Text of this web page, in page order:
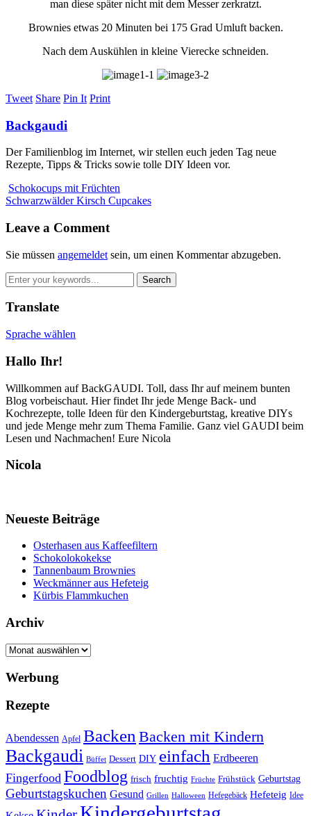
man diese später nicht mit dem Messer zerkratzt.
Brownies etwas 20 Minuten bei 175 Grad Umluft backen.
Nach dem Auskühlen in kleine Vierecke schneiden.
Tweet Share Pin It Print
Backgaudi
Der Familienblog im Internet, wir stellen euch jeden Tag neue
Rezepte, Tipps & Tricks sowie tolle DIY Ideen vor.
Schokocups mit Früchten
Schwarzwälder Kirsch Cupcakes
Leave a Comment
Sie müssen angemeldet sein, um einen Kommentar abzugeben.
Translate
Sprache wählen
Hallo Ihr!
Willkommen auf BackGAUDI. Toll, dass Ihr auf meinem bunten
Blog vorbeischaut. Hier findet Ihr jede Menge Back- und
Kochrezepte, tolle Ideen für den Kindergeburtstag, kreative DIYs
und jede Menge mehr zum Thema Familie. Ganz viel GAUDI beim
Lesen und Nachmachen! Eure Nicola
Nicola
Neueste Beiträge
Osterhasen aus Kaffeefiltern
Schokolokokekse
Tannenbaum Brownies
Weckmänner aus Hefeteig
Kürbis Flammkuchen
Archiv
Archiv
Werbung
Rezepte
Abendessen Apfel Backen Backen mit Kindern
Backgaudi Büffet Dessert DIY einfach Erdbeeren
Fingerfood Foodblog frisch fruchtig Früchte Frühstück Geburtstag
Geburtstagskuchen Gesund Grillen Halloween Hefegebäck Hefeteig Idee